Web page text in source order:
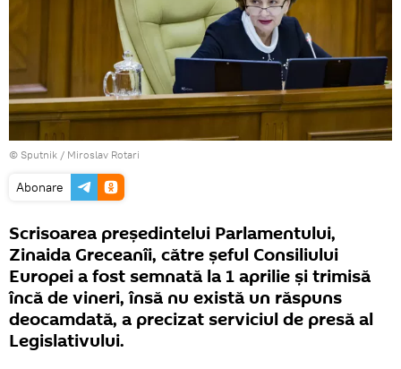
© Sputnik / Miroslav Rotari
Abonare
Scrisoarea președintelui Parlamentului,
Zinaida Greceanîi, către șeful Consiliului
Europei a fost semnată la 1 aprilie și trimisă
încă de vineri, însă nu există un răspuns
deocamdată, a precizat serviciul de presă al
Legislativului.